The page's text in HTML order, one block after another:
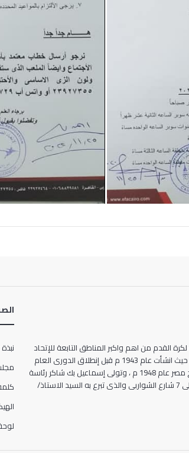
القدم من اهم واكبر المناطق التابعة للإتحاد
المصرى لكرة القدم ، حيث انشأت عام 1943 م قبل إنطلاق الدورى العام
للمرة الأولى فى تاريخ مصر عام 1948 م ، وتولى إسماعيل بك شاكر رئاسة
المنطقة بمقرها الحالى 7 شارع الشواربى والذى تبرع به السيد الاستاذ/